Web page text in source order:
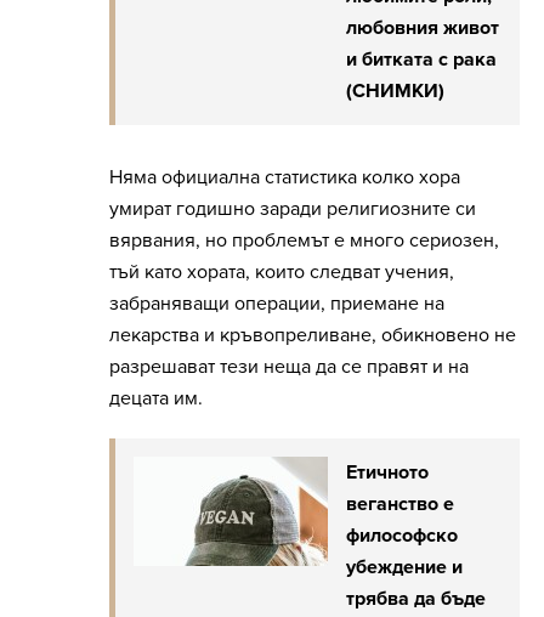
любовния живот
и битката с рака
(СНИМКИ)
Няма официална статистика колко хора
умират годишно заради религиозните си
вярвания, но проблемът е много сериозен,
тъй като хората, които следват учения,
забраняващи операции, приемане на
лекарства и кръвопреливане, обикновено не
разрешават тези неща да се правят и на
децата им.
Етичното
веганство е
философско
убеждение и
трябва да бъде